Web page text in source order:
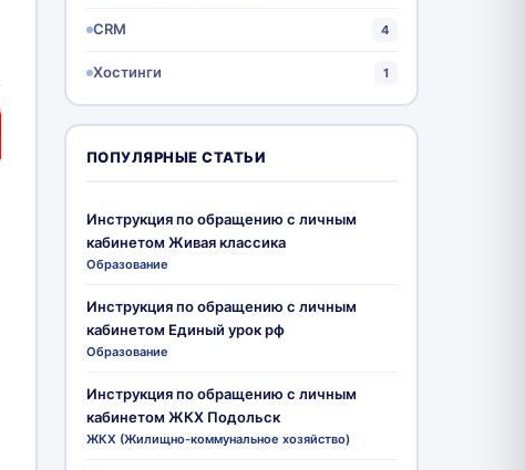
CRM 4
Хостинги 1
ПОПУЛЯРНЫЕ СТАТЬИ
Инструкция по обращению с личным
кабинетом Живая классика
Образование
Инструкция по обращению с личным
кабинетом Единый урок рф
Образование
Инструкция по обращению с личным
кабинетом ЖКХ Подольск
ЖКХ (Жилищно-коммунальное хозяйство)